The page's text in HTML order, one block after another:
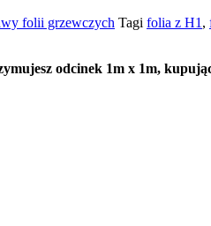
folii grzewczych Tagi folia z H1,
odcinek 1m x 1m,